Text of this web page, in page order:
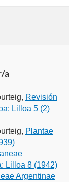
a
Revisión
Lilloa 5 (2)
Plantae
Lilloa 8 (1942)
Argentinae